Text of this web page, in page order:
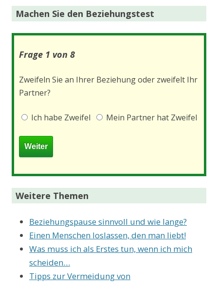
Machen Sie den Beziehungstest
Frage 1 von 8
Zweifeln Sie an Ihrer Beziehung oder zweifelt Ihr
Partner?
Ich habe Zweifel Mein Partner hat Zweifel
Weitere Themen
Beziehungspause sinnvoll und wie lange?
Einen Menschen loslassen, den man liebt!
Was muss ich als Erstes tun, wenn ich mich
scheiden…
Tipps zur Vermeidung von